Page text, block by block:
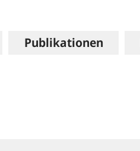
Publikationen